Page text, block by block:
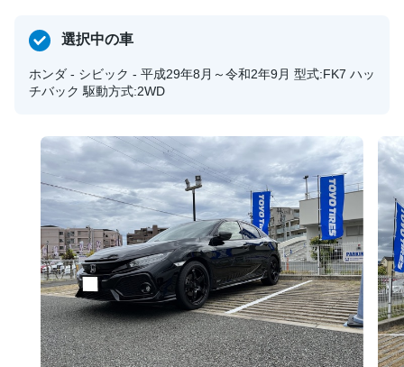
選択中の車
ホンダ - シビック - 平成29年8月～令和2年9月 型式:FK7 ハッ
チバック 駆動方式:2WD